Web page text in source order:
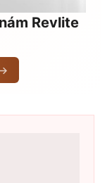
Revlite
→